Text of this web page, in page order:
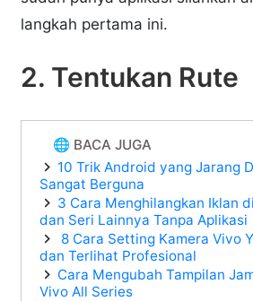
langkah pertama ini.
2. Tentukan Rute
🌐 BACA JUGA
10 Trik Android yang Jarang
Sangat Berguna
3 Cara Menghilangkan Iklan
dan Seri Lainnya Tanpa Aplikasi
8 Cara Setting Kamera Vivo
dan Terlihat Profesional
Cara Mengubah Tampilan
Vivo All Series